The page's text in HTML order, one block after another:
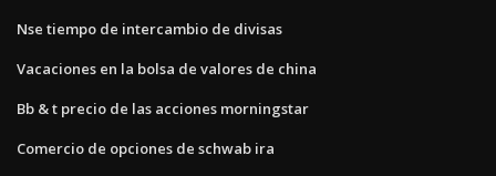
Nse tiempo de intercambio de divisas
Vacaciones en la bolsa de valores de china
Bb & t precio de las acciones morningstar
Comercio de opciones de schwab ira